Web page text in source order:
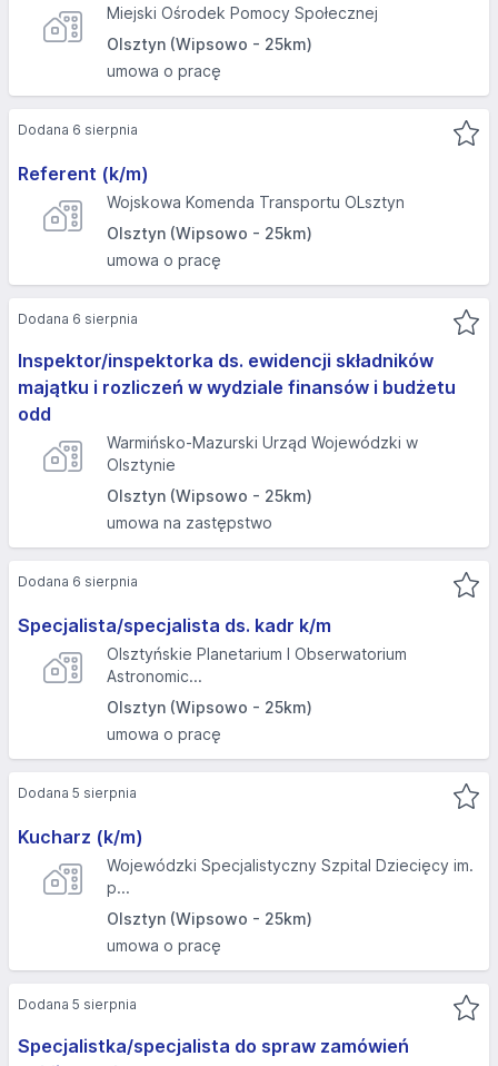
Miejski Ośrodek Pomocy Społecznej
Olsztyn (Wipsowo - 25km)
umowa o pracę
Referent (k/m)
Wojskowa Komenda Transportu OLsztyn
Olsztyn (Wipsowo - 25km)
umowa o pracę
Dodana 6 sierpnia
Inspektor/inspektorka ds. ewidencji składników
majątku i rozliczeń w wydziale finansów i budżetu
odd
Warmińsko-Mazurski Urząd Wojewódzki w
Olsztynie
Olsztyn (Wipsowo - 25km)
umowa na zastępstwo
Dodana 6 sierpnia
Specjalista/specjalista ds. kadr k/m
Olsztyńskie Planetarium I Obserwatorium
Astronomic...
Olsztyn (Wipsowo - 25km)
umowa o pracę
Dodana 6 sierpnia
Kucharz (k/m)
Wojewódzki Specjalistyczny Szpital Dziecięcy im.
p...
Olsztyn (Wipsowo - 25km)
umowa o pracę
Dodana 5 sierpnia
Specjalistka/specjalista do spraw zamówień
Dodana 5 sierpnia